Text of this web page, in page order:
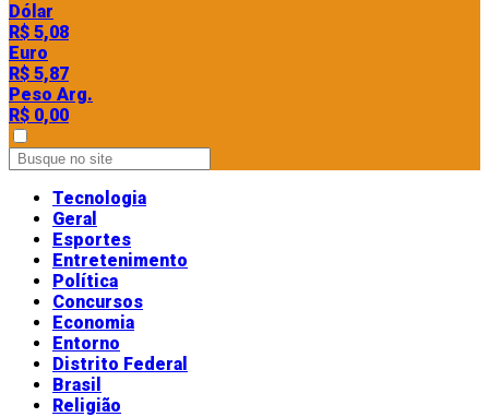
Dólar
R$ 5,08
Euro
R$ 5,87
Peso Arg.
R$ 0,00
Tecnologia
Geral
Esportes
Entretenimento
Política
Concursos
Economia
Entorno
Distrito Federal
Brasil
Religião